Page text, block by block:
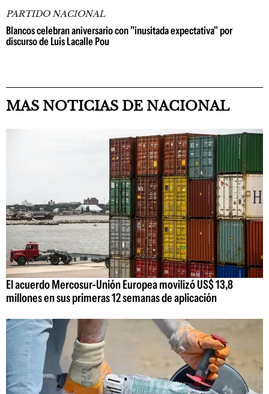
PARTIDO NACIONAL
Blancos celebran aniversario con "inusitada expectativa" por
discurso de Luis Lacalle Pou
MAS NOTICIAS DE NACIONAL
El acuerdo Mercosur-Unión Europea movilizó US$ 13,8
millones en sus primeras 12 semanas de aplicación